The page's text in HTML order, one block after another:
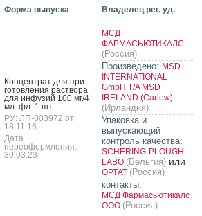
Форма выпуска Владелец рег. уд.
Кон­цен­трат для при­
готов­ле­ния рас­тво­ра
для ин­фу­зий 100 мг/4
мл: фл. 1 шт.
РУ: ЛП-003972 от
18.11.16
Дата
переоформления:
30.03.23
МСД
ФАРМАСЬЮТИКАЛС
(Россия)
Произведено: MSD
INTERNATIONAL
GmbH T/A MSD
IRELAND (Carlow)
(Ирландия)
Упаковка и
выпускающий
контроль качества:
SCHERING-PLOUGH
LABO (Бельгия) или
ОРТАТ (Россия)
контакты:
МСД Фармасьютикалс
ООО (Россия)